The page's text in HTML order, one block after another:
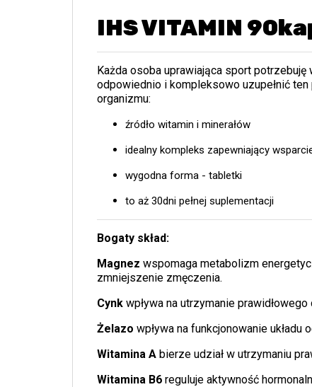
IHS VITAMIN
Każda osoba uprawiająca sport
odpowiednio i kompleksowo uzupełnić
organizmu:
źródło witamin i minerałów
idealny kompleks zapewniający
wygodna forma - tabletki
to aż 30dni pełnej suplementacji
Bogaty skład:
Magnez wspomaga metabolizm
zmniejszenie zmęczenia.
Cynk wpływa na utrzymanie
Żelazo wpływa na funkcjonowanie
Witamina Abierze udział w utrzymaniu
Witamina B6 reguluje aktywność